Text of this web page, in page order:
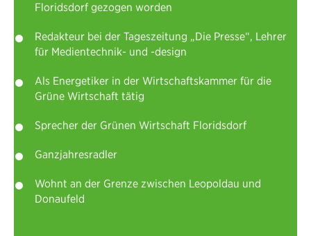
Floridsdorf gezogen worden
Redakteur bei der Tageszeitung „Die Presse“, Lehrer
für Medientechnik- und -design
Als Energetiker in der Wirtschaftskammer für die
Grüne Wirtschaft tätig
Sprecher der Grünen Wirtschaft Floridsdorf
Ganzjahresradler
Wohnt an der Grenze zwischen Leopoldau und
Donaufeld